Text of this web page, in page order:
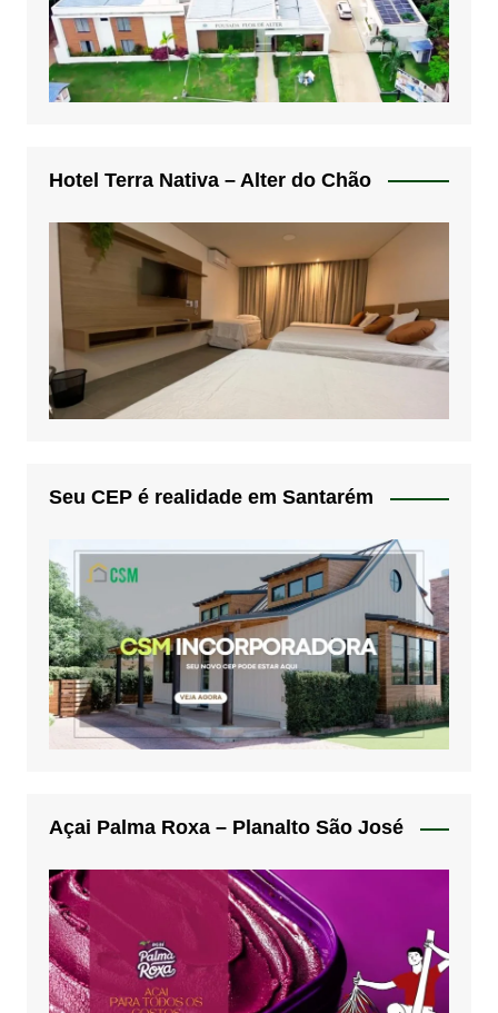
Hotel Terra Nativa – Alter do Chão
Seu CEP é realidade em Santarém
Açai Palma Roxa – Planalto São José